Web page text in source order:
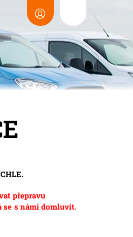
přepravu
se s námi domluvit.